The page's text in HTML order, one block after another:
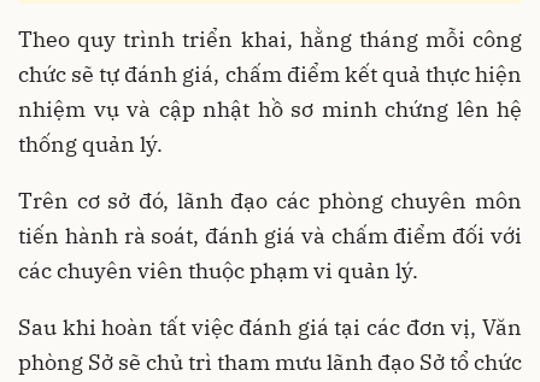
Theo quy trình triển khai, hằng tháng mỗi công
chức sẽ tự đánh giá, chấm điểm kết quả thực hiện
nhiệm vụ và cập nhật hồ sơ minh chứng lên hệ
thống quản lý.
Trên cơ sở đó, lãnh đạo các phòng chuyên môn
tiến hành rà soát, đánh giá và chấm điểm đối với
các chuyên viên thuộc phạm vi quản lý.
Sau khi hoàn tất việc đánh giá tại các đơn vị, Văn
phòng Sở sẽ chủ trì tham mưu lãnh đạo Sở tổ chức